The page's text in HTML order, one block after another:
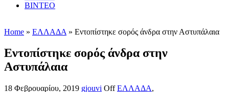
ΒΙΝΤΕΟ
Home » ΕΛΛΑΔΑ » Εντοπίστηκε σορός άνδρα στην Αστυπάλαια
Εντοπίστηκε σορός άνδρα στην
Αστυπάλαια
18 Φεβρουαρίου, 2019 gjouvi Off ΕΛΛΑΔΑ,